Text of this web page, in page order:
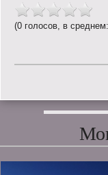
(0 голосов, в